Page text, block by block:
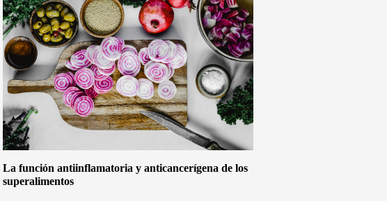
La función antiinflamatoria y anticancerígena de los
superalimentos